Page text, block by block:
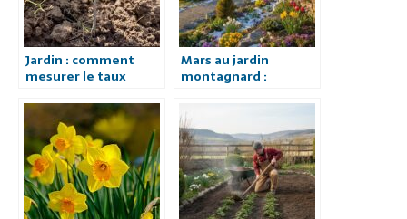
Jardin : comment
mesurer le taux
sol.
Mars au jardin
montagnard :
faire et de ceux à
éviter pour franchir
l’hiver et amorcer la
saison.